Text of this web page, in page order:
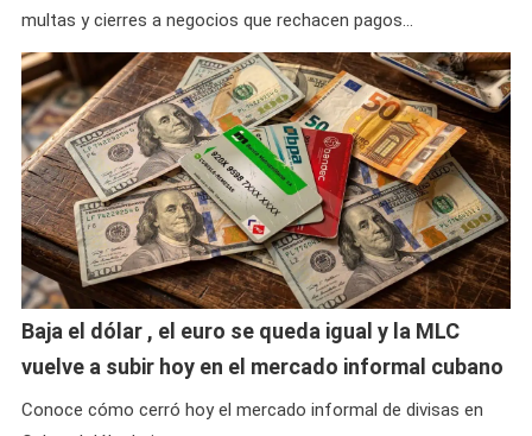
multas y cierres a negocios que rechacen pagos…
Baja el dólar , el euro se queda igual y la MLC
vuelve a subir hoy en el mercado informal cubano
Conoce cómo cerró hoy el mercado informal de divisas en